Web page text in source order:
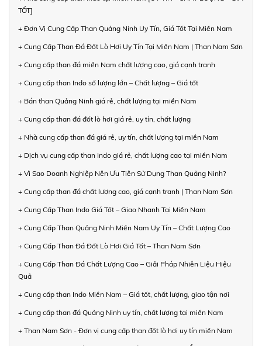
TỐT]
+ Đơn Vị Cung Cấp Than Quảng Ninh Uy Tín, Giá Tốt Tại Miền Nam
+ Cung Cấp Than Đá Đốt Lò Hơi Uy Tín Tại Miền Nam | Than Nam Sơn
+ Cung cấp than đá miền Nam chất lượng cao, giá cạnh tranh
+ Cung cấp than Indo số lượng lớn – Chất lượng – Giá tốt
+ Bán than Quảng Ninh giá rẻ, chất lượng tại miền Nam
+ Cung cấp than đá đốt lò hơi giá rẻ, uy tín, chất lượng
+ Nhà cung cấp than đá giá rẻ, uy tín, chất lượng tại miền Nam
+ Dịch vụ cung cấp than Indo giá rẻ, chất lượng cao tại miền Nam
+ Vì Sao Doanh Nghiệp Nên Ưu Tiên Sử Dụng Than Quảng Ninh?
+ Cung cấp than đá chất lượng cao, giá cạnh tranh | Than Nam Sơn
+ Cung Cấp Than Indo Giá Tốt – Giao Nhanh Tại Miền Nam
+ Cung Cấp Than Quảng Ninh Miền Nam Uy Tín – Chất Lượng Cao
+ Cung Cấp Than Đá Đốt Lò Hơi Giá Tốt – Than Nam Sơn
+ Cung Cấp Than Đá Chất Lượng Cao – Giải Pháp Nhiên Liệu Hiệu
Quả
+ Cung cấp than Indo Miền Nam – Giá tốt, chất lượng, giao tận nơi
+ Cung cấp than đá Quảng Ninh uy tín, chất lượng tại miền Nam
+ Than Nam Sơn - Đơn vị cung cấp than đốt lò hơi uy tín miền Nam